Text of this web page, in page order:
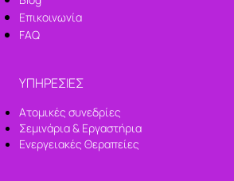
Επικοινωνία
FAQ
ΥΠΗΡΕΣΙΕΣ
Ατομικές συνεδρίες
Σεμινάρια & Εργαστήρια
Ενεργειακές Θεραπείες